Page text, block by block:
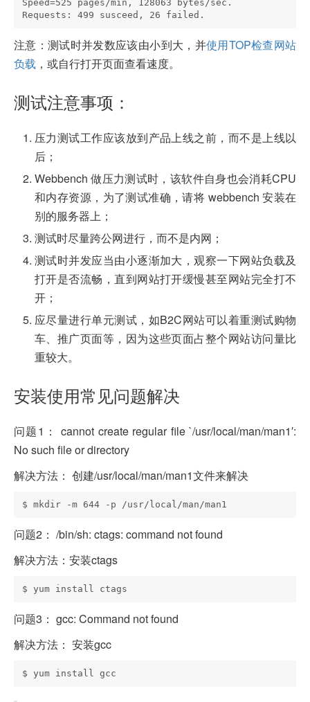
Speed=525 pages/min, 128063 bytes/sec.
注意：测试时并发数应该由小到大，并使用TOP检查网站
负载 ，或自行打开页面查看速度。
测试注意事项：
压力测试工作应该放到产品上线之前，而不是上线以
后；
Webbench 做压力测试时，该软件自身也会消耗CPU
和内存资源，为了测试准确，请将 webbench 安装在
别的服务器上；
测试时尽量跨公网进行，而不是内网；
测试时并发应当由小逐渐加大，观察一下网站负载及
打开是否流畅，直到网站打开缓慢甚至网站完全打不
开；
应尽量进行单元测试，如B2C网站可以着重测试购物
车、推广页面等，因为这些页面占整个网站访问量比
重较大。
安装使用常见问题解决
问题1：
cannot create regular file `/usr/local/man/man1′:
No such file or directory
解决方法： 创建/usr/local/man/man1文件来解决
问题2： /bin/sh: ctags: command not found
解决方法：安装ctags
问题3： gcc: Command not found
解决方法： 安装gcc